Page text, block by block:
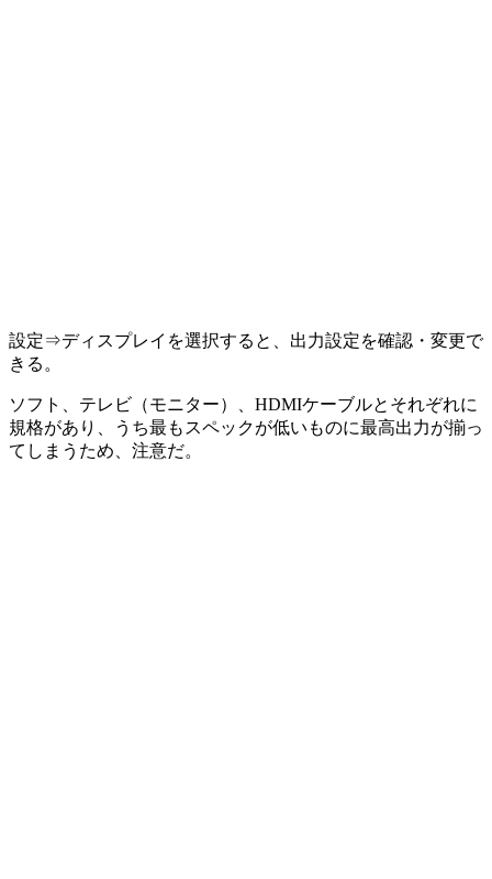
設定⇒ディスプレイを選択すると、出力設定を確認・変更で
きる。
ソフト、テレビ（モニター）、HDMIケーブルとそれぞれに
規格があり、うち最もスペックが低いものに最高出力が揃っ
てしまうため、注意だ。